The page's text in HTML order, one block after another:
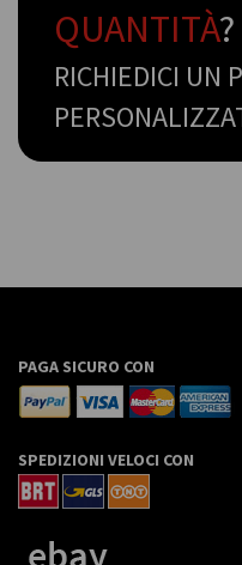
QUANTITÀ?
RICHIEDICI UN
PAGA SICURO CON
SPEDIZIONI VELOCI CON